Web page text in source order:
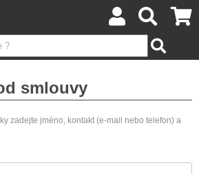
smlouvy
zadejte jméno, kontakt (e-mail nebo telefon) a